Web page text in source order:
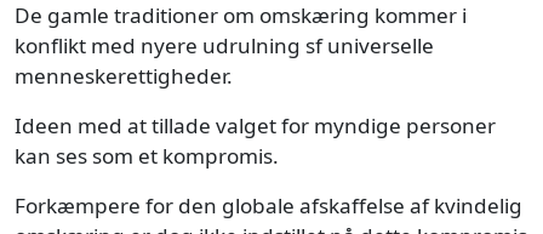
De gamle traditioner om omskæring kommer i
konflikt med nyere udrulning sf universelle
menneskerettigheder.
Ideen med at tillade valget for myndige personer
kan ses som et kompromis.
Forkæmpere for den globale afskaffelse af kvindelig